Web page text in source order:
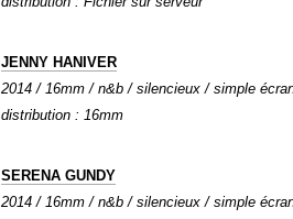
JENNY HANIVER
2014 / 16mm / n&b / silencieux / simple
distribution : 16mm
SERENA GUNDY
2014 / 16mm / n&b / silencieux / simple